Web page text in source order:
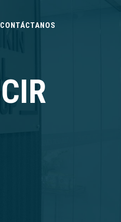
CONTÁCTANOS